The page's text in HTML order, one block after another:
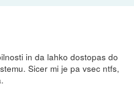
in da lahko dostopas do
Sicer mi je pa vsec ntfs,